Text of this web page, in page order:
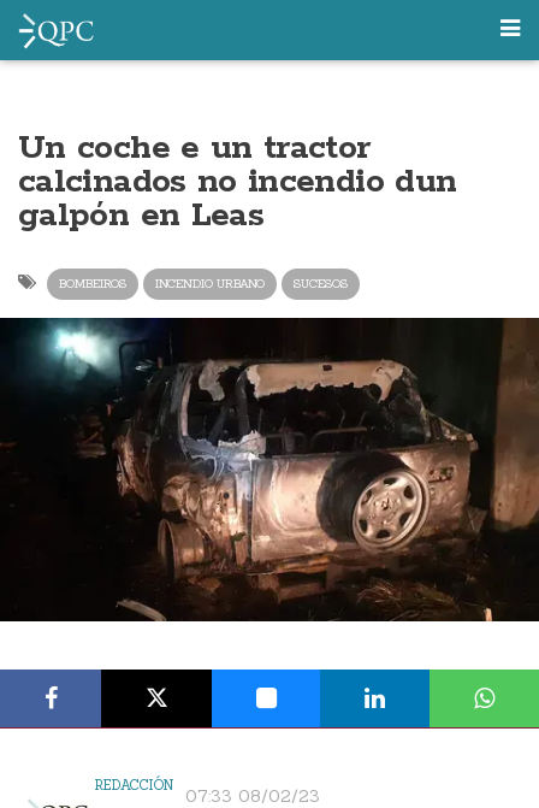
Un coche e un tractor
calcinados no incendio dun
galpón en Leas
BOMBEIROS INCENDIO URBANO SUCESOS
REDACCIÓN 07:33 08/02/23